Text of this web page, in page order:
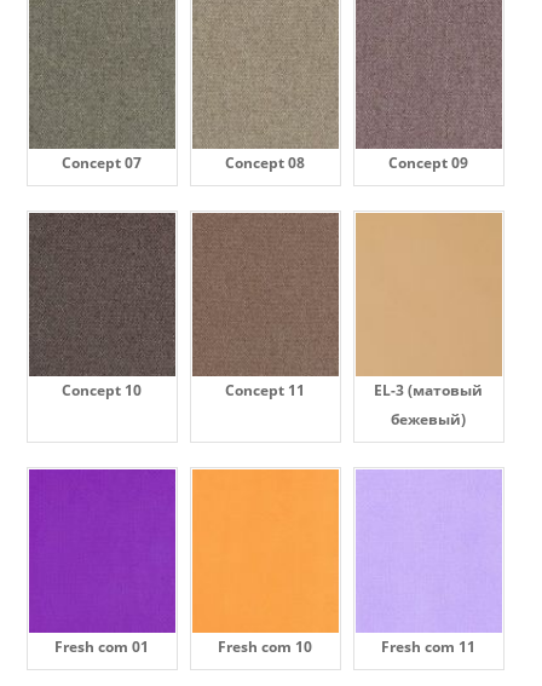
Concept 07 Concept 08 Concept 09
Concept 10 Concept 11
EL-3 (матовый
бежевый)
Fresh com 01 Fresh com 10 Fresh com 11